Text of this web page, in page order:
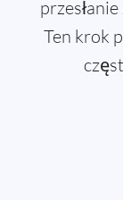
Ten krok